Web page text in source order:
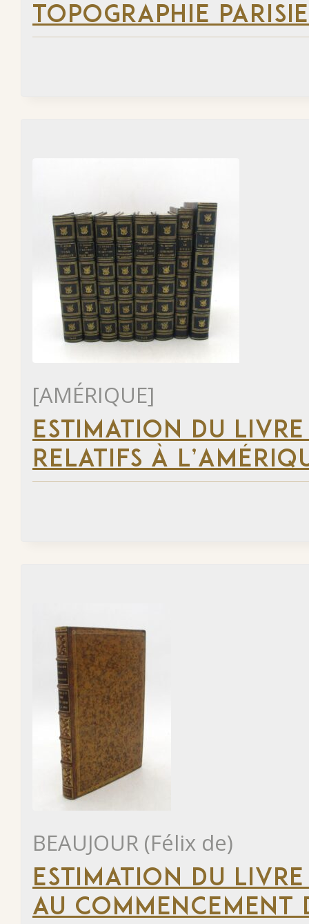
TOPOGRAPHIE
[AMÉRIQUE]
ESTIMATION DU
RELATIFS À
BEAUJOUR (Félix de)
ESTIMATION DU
AU COMMENCEMENT